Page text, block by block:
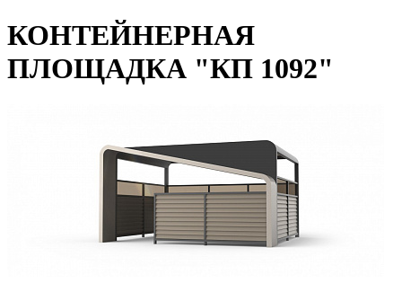
КОНТЕЙНЕРНАЯ
ПЛОЩАДКА "КП 1092"